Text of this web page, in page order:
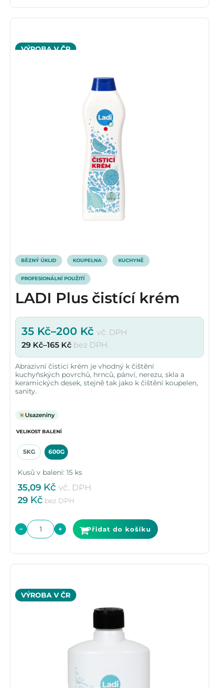
VÝROBA V ČR
BĚZNÝ ÚKLID KOUPELNA KUCHYNĚ
PROFESIONÁLNÍ POUŽITÍ
LADI Plus čistící krém
35 Kč–200 Kč vč. DPH
29 Kč–165 Kč bez DPH
Abrazivní čisticí krém je vhodný k čištění
kuchyňských povrchů, hrnců, pánví, nerezu, skla a
keramických desek, stejně tak jako k čištění koupelen,
sanity.
Usazeniny
VELIKOST BALENÍ
5KG 600G
Kusů v balení: 15 ks
35,09 Kč vč. DPH
29 Kč bez DPH
− + Přidat do košíku
VÝROBA V ČR